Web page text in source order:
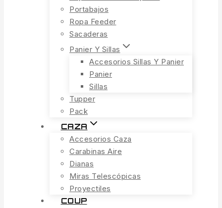
Portabajos
Ropa Feeder
Sacaderas
Panier Y Sillas
Accesorios Sillas Y Panier
Panier
Sillas
Tupper
Pack
CAZA
Accesorios Caza
Carabinas Aire
Dianas
Miras Telescópicas
Proyectiles
COUP